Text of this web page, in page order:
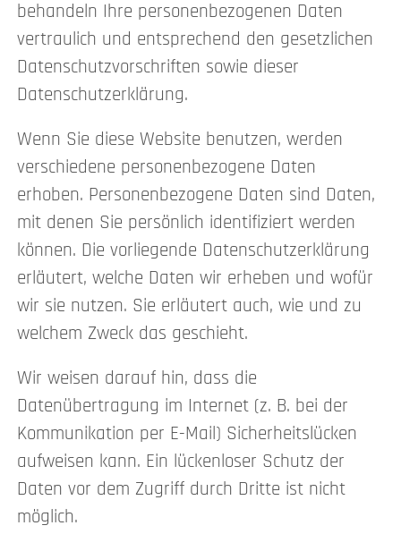
behandeln Ihre personenbezogenen Daten
vertraulich und entsprechend den gesetzlichen
Datenschutzvorschriften sowie dieser
Datenschutzerklärung.
Wenn Sie diese Website benutzen, werden
verschiedene personenbezogene Daten
erhoben. Personenbezogene Daten sind Daten,
mit denen Sie persönlich identifiziert werden
können. Die vorliegende Datenschutzerklärung
erläutert, welche Daten wir erheben und wofür
wir sie nutzen. Sie erläutert auch, wie und zu
welchem Zweck das geschieht.
Wir weisen darauf hin, dass die
Datenübertragung im Internet (z. B. bei der
Kommunikation per E-Mail) Sicherheitslücken
aufweisen kann. Ein lückenloser Schutz der
Daten vor dem Zugriff durch Dritte ist nicht
möglich.